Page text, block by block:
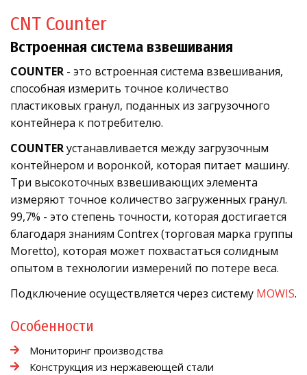
CNT Counter
Встроенная система взвешивания
COUNTER - это встроенная система взвешивания,
способная измерить точное количество
пластиковых гранул, поданных из загрузочного
контейнера к потребителю.
COUNTERустанавливается между загрузочным
контейнером и воронкой, которая питает машину.
Три высокоточных взвешивающих элемента
измеряют точное количество загруженных гранул.
99,7% - это степень точности, которая достигается
благодаря знаниям Contrex (торговая марка группы
Moretto), которая может похвастаться солидным
опытом в технологии измерений по потере веса.
Подключение осуществляется через систему MOWIS.
Особенности
Мониторинг производства
Конструкция из нержавеющей стали